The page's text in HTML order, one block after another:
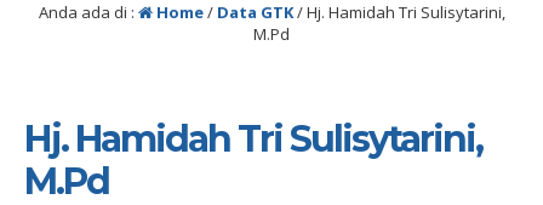
Anda ada di : Home/ Data GTK/Hj. Hamidah Tri Sulisytarini,
M.Pd
Hj. Hamidah Tri Sulisytarini,
M.Pd